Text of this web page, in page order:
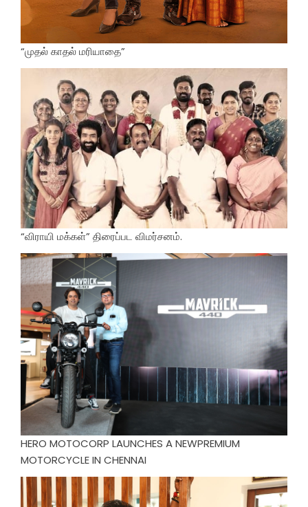
“முதல் காதல் மரியாதை”
“விராயி மக்கள்” திரைப்பட விமர்சனம்.
HERO MOTOCORP LAUNCHES A NEWPREMIUM
MOTORCYCLE IN CHENNAI